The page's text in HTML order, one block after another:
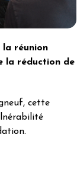
réunion
la réduction de
cette